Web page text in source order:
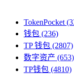
TokenPocket
钱包 (236)
TP 钱包 (2807)
数字资产 (653)
TP钱包 (4810)